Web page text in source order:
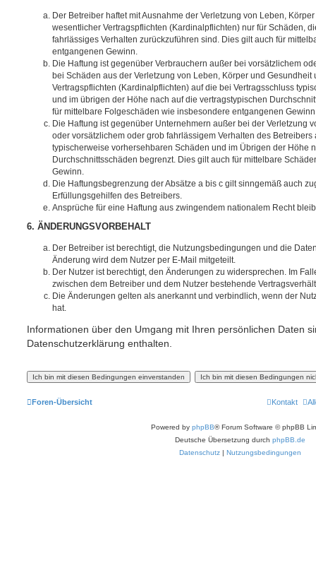
Der Betreiber haftet mit Ausnahme der Verletzung von Leben,
wesentlicher Vertragspflichten (Kardinalpflichten) nur für Schäden,
fahrlässiges Verhalten zurückzuführen sind. Dies gilt auch für
entgangenen Gewinn.
Die Haftung ist gegenüber Verbrauchern außer bei vorsätzlichem
bei Schäden aus der Verletzung von Leben, Körper und
Vertragspflichten (Kardinalpflichten) auf die bei Vertragsschluss
und im übrigen der Höhe nach auf die vertragstypischen
für mittelbare Folgeschäden wie insbesondere entgangenen
Die Haftung ist gegenüber Unternehmern außer bei der Verletzung
oder vorsätzlichem oder grob fahrlässigem Verhalten des Betreibers
typischerweise vorhersehbaren Schäden und im Übrigen der Höhe
Durchschnittsschäden begrenzt. Dies gilt auch für mittelbare
Gewinn.
Die Haftungsbegrenzung der Absätze a bis c gilt sinngemäß auch
Erfüllungsgehilfen des Betreibers.
Ansprüche für eine Haftung aus zwingendem nationalem Recht
6. ÄNDERUNGSVORBEHALT
Der Betreiber ist berechtigt, die Nutzungsbedingungen und die
Änderung wird dem Nutzer per E-Mail mitgeteilt.
Der Nutzer ist berechtigt, den Änderungen zu widersprechen. Im
zwischen dem Betreiber und dem Nutzer bestehende
Die Änderungen gelten als anerkannt und verbindlich, wenn der
hat.
Informationen über den Umgang mit Ihren persönlichen Daten
Datenschutzerklärung enthalten.
Foren-Übersicht Kontakt
Powered by phpBB® Forum Software © phpBB
Deutsche Übersetzung durch phpBB.de
Datenschutz | Nutzungsbedingungen